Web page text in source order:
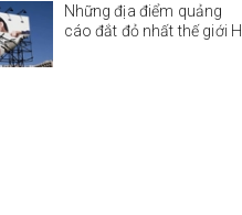
Những địa điểm quảng
cáo đắt đỏ nhất thế giới H